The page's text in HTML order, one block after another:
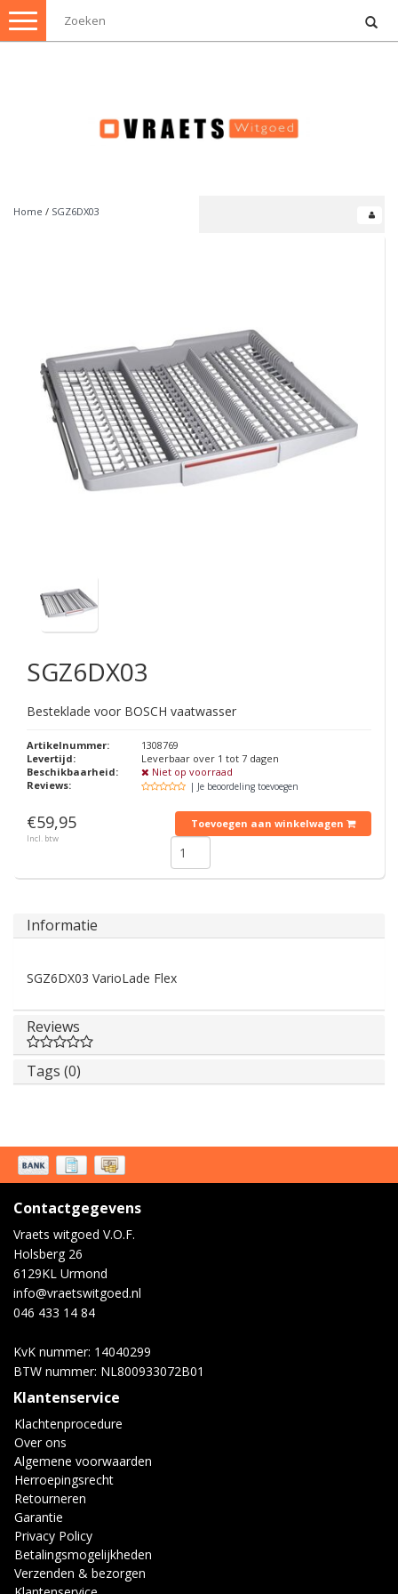
Toggle
navigation
Home / SGZ6DX03
SGZ6DX03
Besteklade voor BOSCH vaatwasser
Artikelnummer:
1308769
Levertijd:
Leverbaar over 1 tot 7 dagen
Beschikbaarheid:
Niet op voorraad
Reviews:
| Je beoordeling toevoegen
€59,95
Incl. btw
Toevoegen aan winkelwagen
Informatie
SGZ6DX03 VarioLade Flex
Reviews
Tags (0)
Contactgegevens
Vraets witgoed V.O.F.
Holsberg 26
6129KL Urmond
info@vraetswitgoed.nl
046 433 14 84
KvK nummer: 14040299
BTW nummer: NL800933072B01
Klantenservice
Klachtenprocedure
Over ons
Algemene voorwaarden
Herroepingsrecht
Retourneren
Garantie
Privacy Policy
Betalingsmogelijkheden
Verzenden & bezorgen